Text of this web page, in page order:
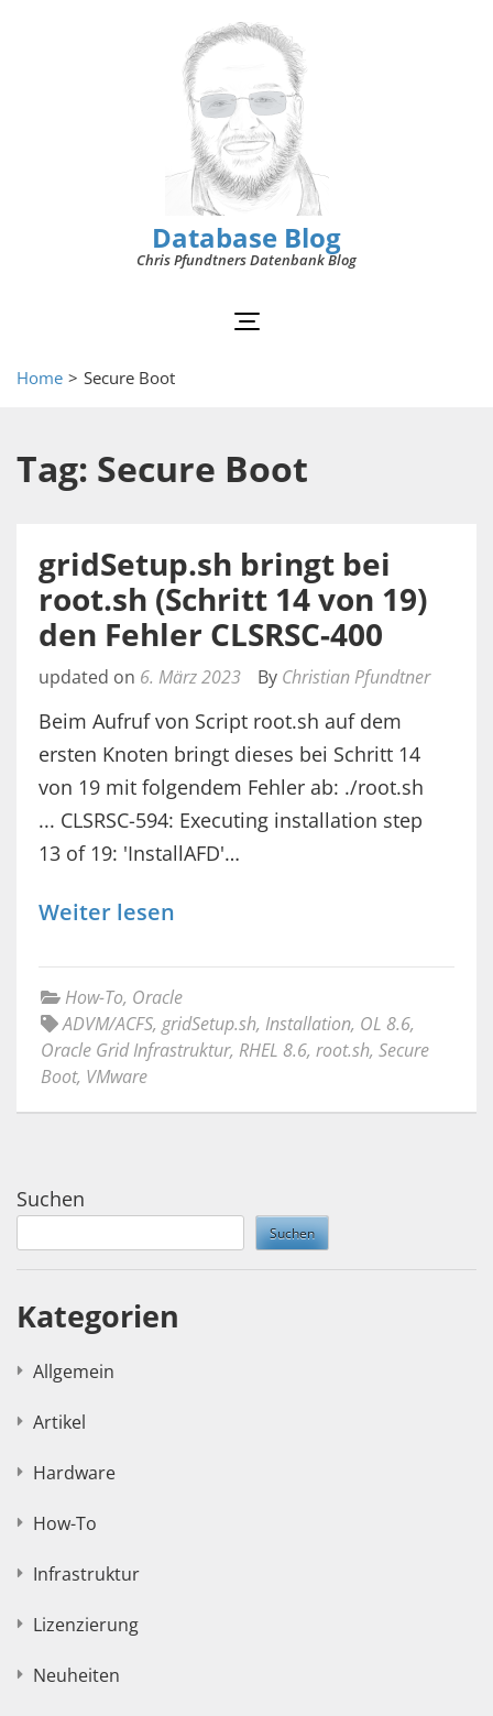
Database Blog
Chris Pfundtners Datenbank Blog
Home > Secure Boot
Tag: Secure Boot
gridSetup.sh bringt bei
root.sh (Schritt 14 von 19)
den Fehler CLSRSC-400
updated on 6. März 2023 By Christian Pfundtner
Beim Aufruf von Script root.sh auf dem
ersten Knoten bringt dieses bei Schritt 14
von 19 mit folgendem Fehler ab: ./root.sh
... CLSRSC-594: Executing installation step
13 of 19: 'InstallAFD'…
Weiter lesen
How-To, Oracle
ADVM/ACFS, gridSetup.sh, Installation, OL 8.6,
Oracle Grid Infrastruktur, RHEL 8.6, root.sh, Secure
Boot, VMware
Suchen
Suchen
Kategorien
Allgemein
Artikel
Hardware
How-To
Infrastruktur
Lizenzierung
Neuheiten